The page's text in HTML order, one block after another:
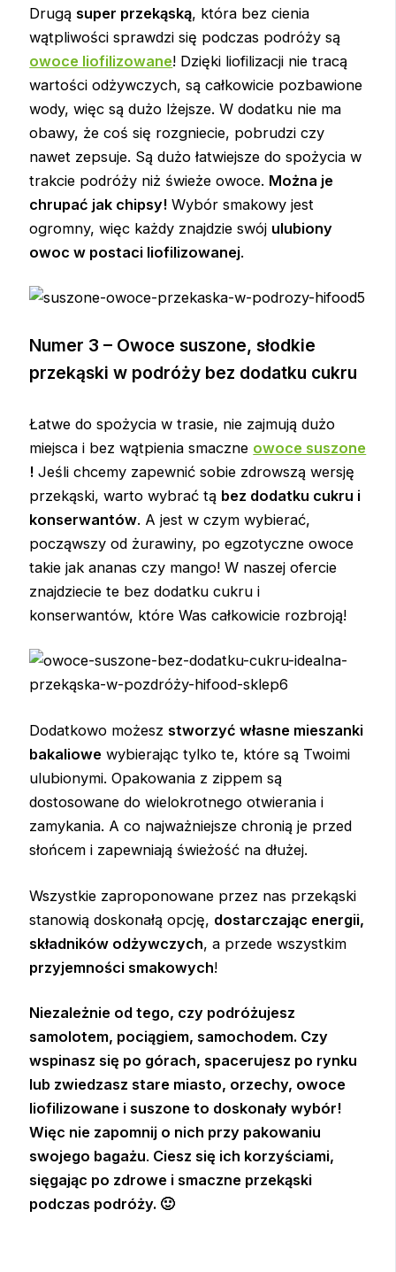
Drugąsuper przekąską, która bez cienia
wątpliwości sprawdzi się podczas podróży są
owoce liofilizowane! Dzięki liofilizacji nie tracą
wartości odżywczych, są całkowicie pozbawione
wody, więc są dużo lżejsze. W dodatku nie ma
obawy, że coś się rozgniecie, pobrudzi czy
nawet zepsuje. Są dużo łatwiejsze do spożycia w
trakcie podróży niż świeże owoce. Można je
chrupać jak chipsy! Wybór smakowy jest
ogromny, więc każdy znajdzie swój ulubiony
owoc w postaci liofilizowanej.
Numer 3 – Owoce suszone, słodkie
przekąski w podróży bez dodatku cukru
Łatwe do spożycia w trasie, nie zajmują dużo
miejsca i bez wątpienia smaczne owoce suszone
! Jeśli chcemy zapewnić sobie zdrowszą wersję
przekąski, warto wybrać tą bez dodatku cukru i
konserwantów. A jest w czym wybierać,
począwszy od żurawiny, po egzotyczne owoce
takie jak ananas czy mango! W naszej ofercie
znajdziecie te bez dodatku cukru i
konserwantów, które Was całkowicie rozbroją!
Dodatkowo możeszstworzyć własne mieszanki
bakaliowe wybierając tylko te, które są Twoimi
ulubionymi. Opakowania z zippem są
dostosowane do wielokrotnego otwierania i
zamykania. A co najważniejsze chronią je przed
słońcem i zapewniają świeżość na dłużej.
Wszystkie zaproponowane przez nas przekąski
stanowią doskonałą opcję, dostarczając energii,
składników odżywczych, a przede wszystkim
przyjemności smakowych!
Niezależnie od tego, czy podróżujesz
samolotem, pociągiem, samochodem. Czy
wspinasz się po górach, spacerujesz po rynku
lub zwiedzasz stare miasto, orzechy, owoce
liofilizowane i suszone to doskonały wybór!
Więc nie zapomnij o nich przy pakowaniu
swojego bagażu. Ciesz się ich korzyściami,
sięgając po zdrowe i smaczne przekąski
podczas podróży. 🙂